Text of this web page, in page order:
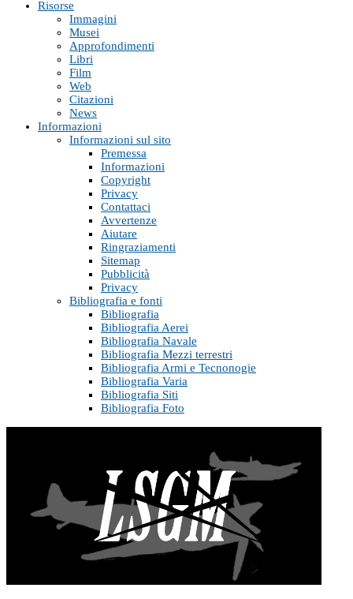
Risorse
Immagini
Musei
Approfondimenti
Libri
Film
Web
Citazioni
News
Informazioni
Informazioni sul sito
Premessa
Informazioni
Copyright
Privacy
Contattaci
Avvertenze
Aiutare
Ringraziamenti
Sitemap
Pubblicità
Privacy
Bibliografia e fonti
Bibliografia
Bibliografia Aerei
Bibliografia Navale
Bibliografia Mezzi terrestri
Bibliografia Armi e Tecnonogie
Bibliografia Varia
Bibliografia Siti
Bibliografia Foto